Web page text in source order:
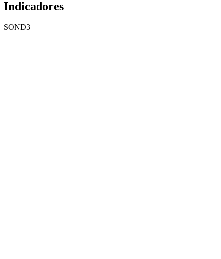
Indicadores
SOND3